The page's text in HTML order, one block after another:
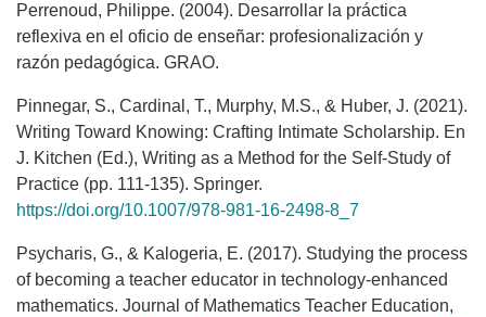
Perrenoud, Philippe. (2004). Desarrollar la práctica
reflexiva en el oficio de enseñar: profesionalización y
razón pedagógica. GRAO.
Pinnegar, S., Cardinal, T., Murphy, M.S., & Huber, J. (2021).
Writing Toward Knowing: Crafting Intimate Scholarship. En
J. Kitchen (Ed.), Writing as a Method for the Self-Study of
Practice (pp. 111-135). Springer.
https://doi.org/10.1007/978-981-16-2498-8_7
Psycharis, G., & Kalogeria, E. (2017). Studying the process
of becoming a teacher educator in technology-enhanced
mathematics. Journal of Mathematics Teacher Education,